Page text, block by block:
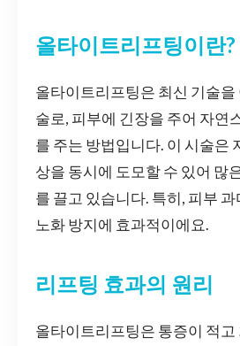
올타이트리프팅이란?
올타이트리프팅은 최신 기술을
술로, 피부에 긴장을 주어 자연
를 주는 방법입니다. 이 시술은
상을 동시에 도모할 수 있어 많
를 끌고 있습니다. 특히, 피부
노화 방지에 효과적이에요.
리프팅 효과의 원리
올타이트리프팅은 통증이 적고